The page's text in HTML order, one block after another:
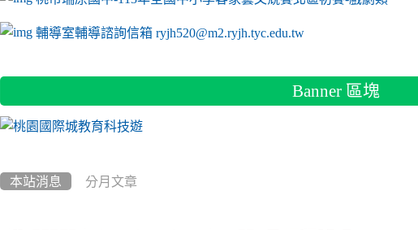
link to https://tyc.entry.edu.tw/NoExamImitate_TL/NoExamImitate/Apps/
輔導室輔導諮詢信箱 ryjh520@m2.ryjh.tyc.edu.tw
Banner 區塊
本站消息 分月文章